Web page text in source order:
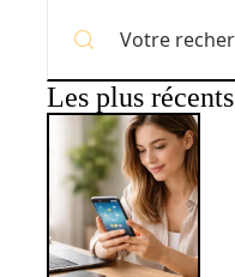
Les plus récents